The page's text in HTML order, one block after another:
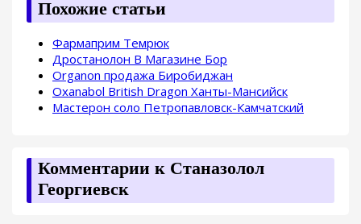
Похожие статьи
Фармаприм Темрюк
Дростанолон В Магазине Бор
Organon продажа Биробиджан
Oxanabol British Dragon Ханты-Мансийск
Мастерон соло Петропавловск-Камчатский
Комментарии к Станазолол
Георгиевск